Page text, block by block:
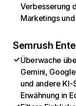
Verbesserung
Marketings
Semrush
Überwache
Gemini,
und andere
Erwähnung in